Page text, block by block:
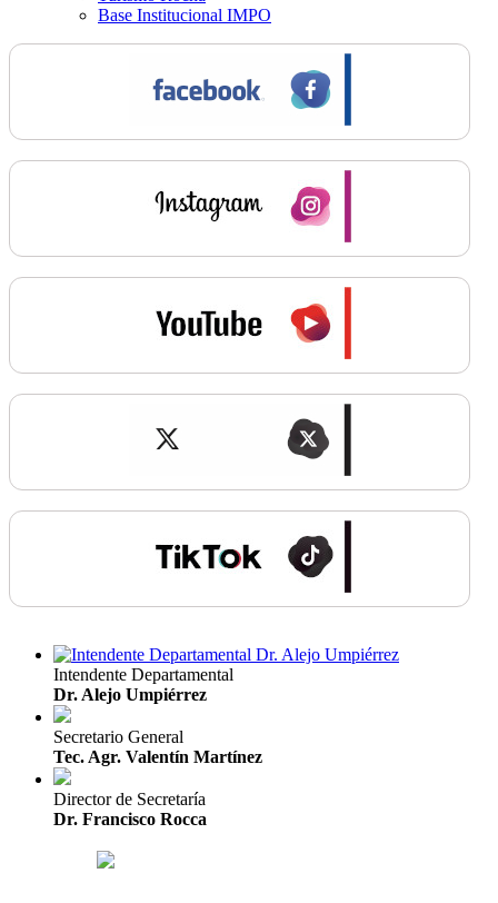
Base Institucional IMPO
Intendente Departamental
Dr. Alejo Umpiérrez
Secretario General
Tec. Agr. Valentín Martínez
Director de Secretaría
Dr. Francisco Rocca